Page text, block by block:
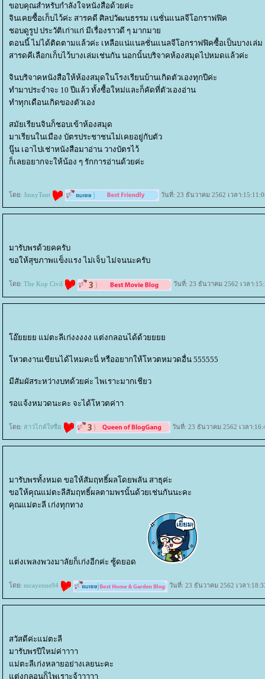
ขอบคุณสำหรับกำลังใจหนังสือด้วยค่ะ
จินเคยซื้อเก็บไว้ค่ะ สารคดี ศิลปวัฒนธรรม เนชั่นแนลจีโอกราฟฟิค
ชอบดูรูป ประวัติเก่าแก่ มีเรื่องราวดี ๆ มากมา
ตอนนี้ ไม่ได้ติดตามแล้วค่ะ เหลือแน่แนลชั่นแนลจีโอกราฟฟิคซื้อเป็นบางเล่ม
สารดคีเลือกเก็บไว้บางเล่มเช่นกัน นอกนั้นบริจาคห้องสมุดไปหมดแล้วค่ะ
จินบริจาคหนังสือให้ห้องสมุดในโรงเรียนบ้านเกิดตัวเองทุกปีค่ะ
ทำมาประจำจะ 10 ปีแล้ว ทั้งซื้อใหม่และก็คัดที่ตัวเองอ่าน
ทำทุกเดือนเกิดของตัวเอง
สมัยเรียนจินก็ชอบเข้าห้องสมุด
มาเรียนในเมือง บัตรประชาชนไม่เคยอยู่กับตัว
นู๊น เอาไปเช่าหนังสือมาอ่าน วางบัตรไว้
ก็เลยอยากจะให้น้อง ๆ รักการอ่านด้วยค่ะ
ดย: JinnyTent วันที่: 23 ธันวาคม 2562 เวลา
มารับพรด้วยคครับ
ขอให้สุขภาพแข็งแรง ไม่เจ็บ ไม่จนนะครับ
ดย: The Kop Civil วันที่: 23 ธันวาคม 2562 เวลา
อ๊ยยยย แม่ตะลีเก่งงงงง แต่งกลอนได้ด้ว
หวตงานเขียนได้ไหมคะนี่ หรืออยากให้โหวตหมวดอื่น 555555
มีสัมผัสระหว่างบทด้วยค่ะ ไพเราะมากเชียว
รอแจ้งหมวดนะคะ จะได้โหวตค่าา
ดย: สาวไกด์ใจซื่อ วันที่: 23 ธันวาคม 2562 เวลา
มารับพรทั้งหมด ขอให้สัมฤทธิ์ผลโดยพลัน สาธุค่ะ
ขอให้คุณแม่ตะลีสัมฤทธิ์ผลตามพรนั้นด้วยเช่นกันนะคะ
คุณแม่ตะลี เก่งทุกทาง
ต่งเพลงพวงมาลัยก็เก่งอีกค่ะ ซู้ดยอด
ดย: mcayenne94 วันที่: 23 ธันวาคม 2562 เวลา
สวัสดีค่ะแม่ตะลี
มารับพรปีใหม่ค่าาาา
ม่ตะลีเก่งหลายอย่างเลยนะคะ
ต่งกลอนก็ไพเราะจ้าาาาา